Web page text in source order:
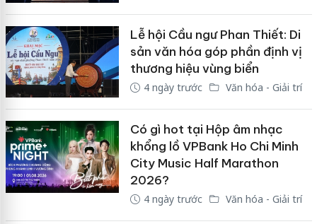
Lễ hội Cầu ngư Phan Thiết: Di
sản văn hóa góp phần định vị
thương hiệu vùng biển
4 ngày trước Văn hóa - Giải trí
Có gì hot tại Hộp âm nhạc
khổng lồ VPBank Ho Chi Minh
City Music Half Marathon
2026?
4 ngày trước Văn hóa - Giải trí